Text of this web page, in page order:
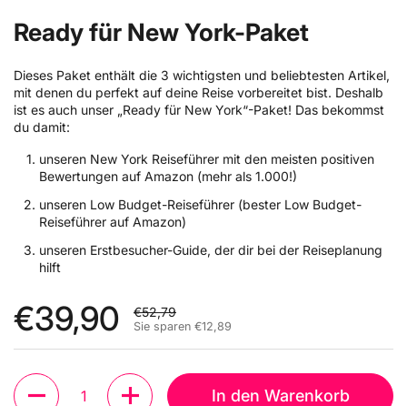
Ready für New York-Paket
Dieses Paket enthält die 3 wichtigsten und beliebtesten Artikel,
mit denen du perfekt auf deine Reise vorbereitet bist. Deshalb
ist es auch unser „Ready für New York“-Paket! Das bekommst
du damit:
unseren New York Reiseführer mit den meisten positiven
Bewertungen auf Amazon (mehr als 1.000!)
unseren Low Budget-Reiseführer (bester Low Budget-
Reiseführer auf Amazon)
unseren Erstbesucher-Guide, der dir bei der Reiseplanung
hilft
Sale-Preis:
€39,90 Regulärer Preis:
€52,79
Sie sparen €12,89
Anzahl
In den Warenkorb